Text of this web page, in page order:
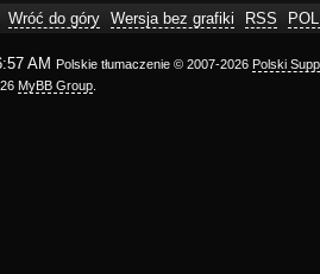
Wróć do góry Wersja bez grafiki RSS
AM Polskie tłumaczenie © 2007-2026 Polski
MyBB Group